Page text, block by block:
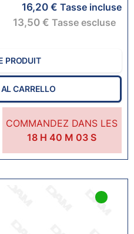
COMMANDEZ DANS LES
18 H40 M 02 S
16,20 € Tasse incluse
13,50 € Tasse escluse
PRODUIT
CARRELLO